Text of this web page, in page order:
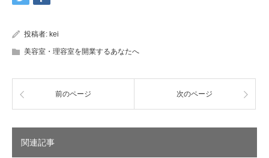
投稿者: kei
美容室・理容室を開業するあなたへ
前のページ 次のページ
関連記事